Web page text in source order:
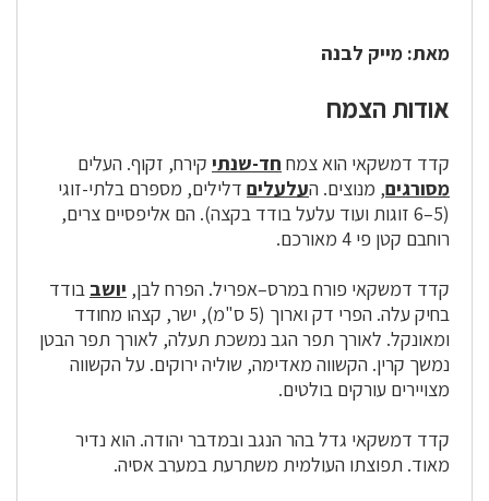
מאת: מייק לבנה
אודות הצמח
קדד דמשקאי הוא צמח חד-שנתי קירח, זקוף. העלים
מסורגים, מנוצים. העלעלים דלילים, מספרם בלתי-זוגי
(5–6 זוגות ועוד עלעל בודד בקצה). הם אליפסיים צרים,
רוחבם קטן פי 4 מאורכם.
קדד דמשקאי פורח במרס–אפריל. הפרח לבן, יושב בודד
בחיק עלה. הפרי דק וארוך (5 ס"מ), ישר, קצהו מחודד
ומאונקל. לאורך תפר הגב נמשכת תעלה, לאורך תפר הבטן
נמשך קרין. הקשווה מאדימה, שוליה ירוקים. על הקשווה
מצויירים עורקים בולטים.
קדד דמשקאי גדל בהר הנגב ובמדבר יהודה. הוא נדיר
מאוד. תפוצתו העולמית משתרעת במערב אסיה.